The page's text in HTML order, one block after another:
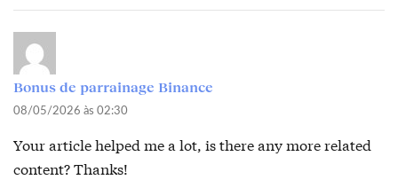
Bonus de parrainage Binance
08/05/2026 às 02:30
Your article helped me a lot, is there any more related
content? Thanks!